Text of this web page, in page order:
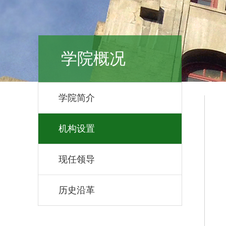
学院概况
学院简介
机构设置
现任领导
历史沿革